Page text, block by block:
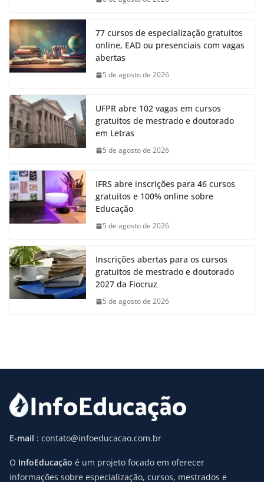
77 cursos de especialização gratuitos
online, EAD ou presenciais com vagas
abertas
5 de agosto de 2026
UFPR abre 102 vagas em cursos
gratuitos de mestrado e doutorado
em Letras
5 de agosto de 2026
IFRS abre inscrições para 46 cursos
gratuitos e 100% online sobre
Educação
5 de agosto de 2026
Inscrições abertas para os cursos
gratuitos de mestrado e doutorado
2027 da Fiocruz
5 de agosto de 2026
E-mail : contato@infoeducacao.com.br
O InfoEducação é um projeto focado em oferecer
informações sobre especialização, cursos, mestrados e